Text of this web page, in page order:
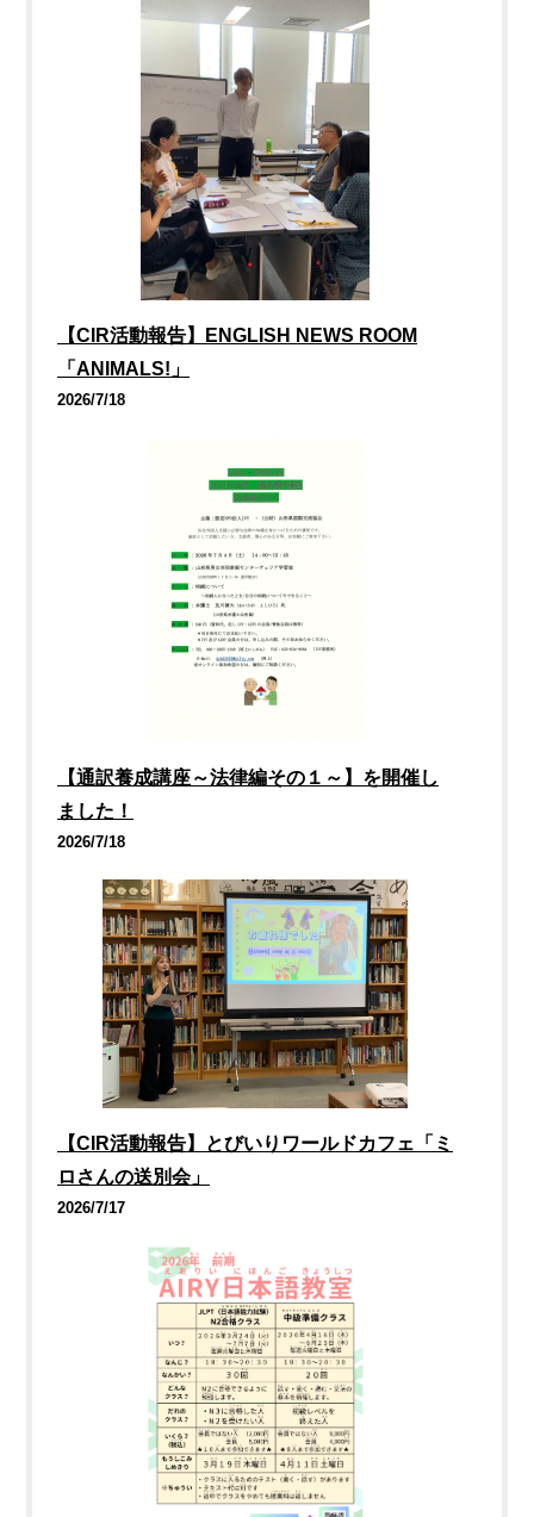
【CIR活動報告】ENGLISH NEWS ROOM
「ANIMALS!」
2026/7/18
【通訳養成講座～法律編その１～】を開催し
ました！
2026/7/18
【CIR活動報告】とびいりワールドカフェ「ミ
ロさんの送別会」
2026/7/17